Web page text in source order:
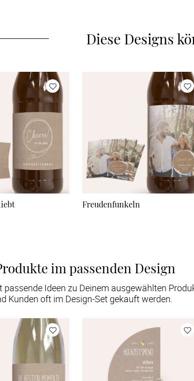
Diese Designs
Freudenfunkeln
im passenden Design
passende Ideen zu Deinem ausgewählten
Kunden oft im Design-Set gekauft werden.